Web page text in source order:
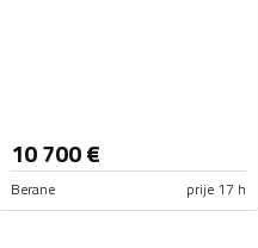
10 700€
Berane prije 17 h